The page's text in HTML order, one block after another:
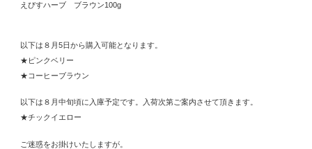
えびすハーブ ブラウン100g
以下は８月5日から購入可能となります。
★ピンクベリー
★コーヒーブラウン
以下は８月中旬頃に入庫予定です。入荷次第ご案内させて頂きます。
★チックイエロー
ご迷惑をお掛けいたしますが。